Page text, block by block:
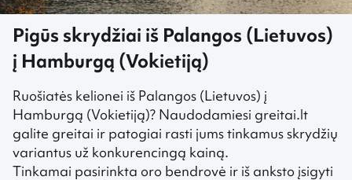
Pigūs skrydžiai iš Palangos (Lietuvos)
į Hamburgą (Vokietiją)
Ruošiatės kelionei iš Palangos (Lietuvos) į
Hamburgą (Vokietiją)? Naudodamiesi greitai.lt
galite greitai ir patogiai rasti jums tinkamus skrydžių
variantus už konkurencingą kainą.
Tinkamai pasirinkta oro bendrovė ir iš anksto įsigyti